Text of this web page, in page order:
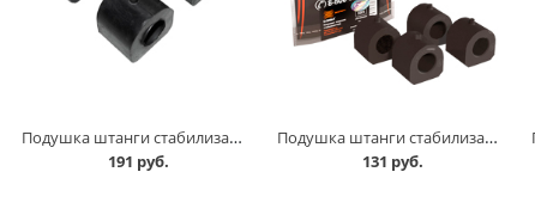
Подушка штанги стабилизатора 2101-07 комплект Балаково в Кургане
191 руб.
Подушка штанги стабилизатора 2101-07 к-т, СЭВИ Эксперт в Кургане
131 руб.